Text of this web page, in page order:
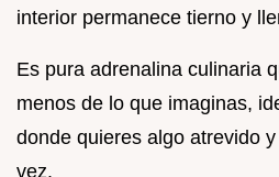
interior permanece tierno y
Es pura adrenalina culinaria
menos de lo que imaginas,
donde quieres algo atrevido
vez.